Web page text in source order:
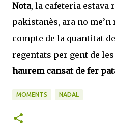
Nota, la cafeteria estava
pakistanès, ara no
compte de la quantitat
regentats per gent de
haurem cansat de fer
MOMENTS NADAL